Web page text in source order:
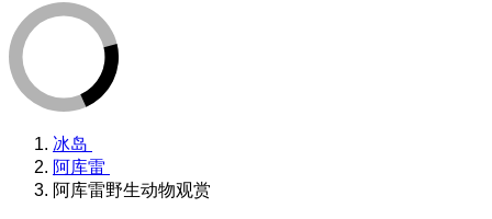
冰岛
阿库雷
阿库雷野生动物观赏